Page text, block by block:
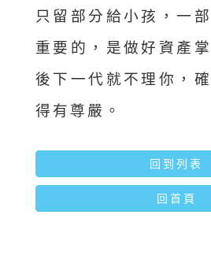
只留部分給小孩，一
重要的，是做好資產
後下一代就不理你，
得有尊嚴。
回到列表
回首頁